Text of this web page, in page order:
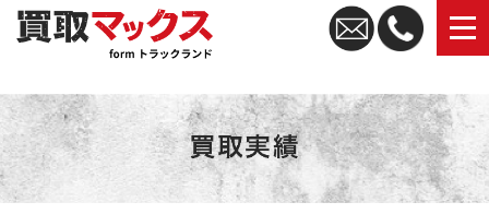
トラック買取なら買取マックス｜全国無料査定・高価買取